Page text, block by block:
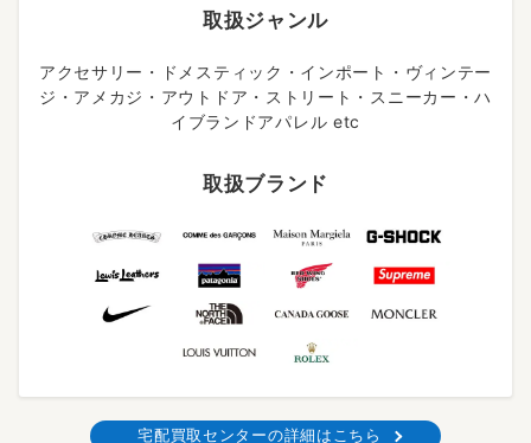
取扱ジャンル
アクセサリー・ドメスティック・インポート・ヴィンテー
ジ・アメカジ・アウトドア・ストリート・スニーカー・ハ
イブランドアパレル etc
取扱ブランド
宅配買取センターの詳細はこちら